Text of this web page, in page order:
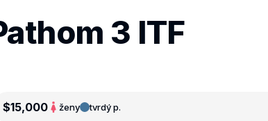
3 ITF
$15,000 ženy tvrdý p.